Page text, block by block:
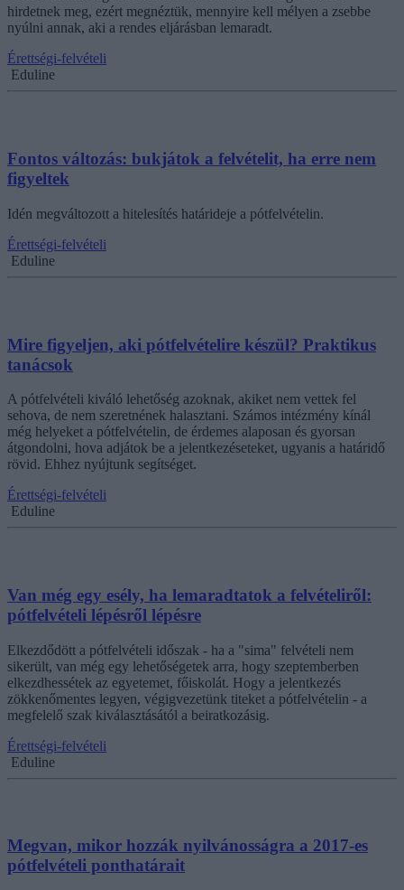
hirdetnek meg, ezért megnéztük, mennyire kell mélyen a zsebbe
nyúlni annak, aki a rendes eljárásban lemaradt.
Érettségi-felvételi
Eduline
Fontos változás: bukjátok a felvételit, ha erre nem
figyeltek
Idén megváltozott a hitelesítés határideje a pótfelvételin.
Érettségi-felvételi
Eduline
Mire figyeljen, aki pótfelvételire készül? Praktikus
tanácsok
A pótfelvételi kiváló lehetőség azoknak, akiket nem vettek fel
sehova, de nem szeretnének halasztani. Számos intézmény kínál
még helyeket a pótfelvételin, de érdemes alaposan és gyorsan
átgondolni, hova adjátok be a jelentkezéseteket, ugyanis a határidő
rövid. Ehhez nyújtunk segítséget.
Érettségi-felvételi
Eduline
Van még egy esély, ha lemaradtatok a felvételiről:
pótfelvételi lépésről lépésre
Elkezdődött a pótfelvételi időszak - ha a "sima" felvételi nem
sikerült, van még egy lehetőségetek arra, hogy szeptemberben
elkezdhessétek az egyetemet, főiskolát. Hogy a jelentkezés
zökkenőmentes legyen, végigvezetünk titeket a pótfelvételin - a
megfelelő szak kiválasztásától a beiratkozásig.
Érettségi-felvételi
Eduline
Megvan, mikor hozzák nyilvánosságra a 2017-es
pótfelvételi ponthatárait